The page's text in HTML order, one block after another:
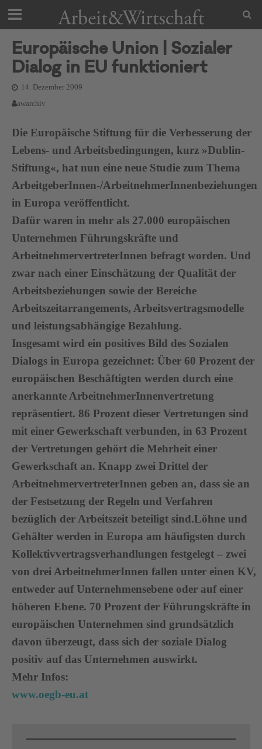
Europäische Union | Sozialer
Dialog in EU funktioniert
14. Dezember 2009
awarchiv
Die Europäische Stiftung für die Verbesserung der
Lebens- und Arbeitsbedingungen, kurz »Dublin-
Stiftung«, hat nun eine neue Studie zum Thema
ArbeitgeberInnen-/ArbeitnehmerInnenbeziehungen
in Europa veröffentlicht.
Dafür waren in mehr als 27.000 europäischen
Unternehmen Führungskräfte und
ArbeitnehmervertreterInnen befragt worden. Und
zwar nach einer Einschätzung der Qualität der
Arbeitsbeziehungen sowie der Bereiche
Arbeitszeitarrangements, Arbeitsvertragsmodelle
und leistungsabhängige Bezahlung.
Insgesamt wird ein positives Bild des Sozialen
Dialogs in Europa gezeichnet: Über 60 Prozent der
europäischen Beschäftigten werden durch eine
anerkannte ArbeitnehmerInnenvertretung
repräsentiert. 86 Prozent dieser Vertretungen sind
mit einer Gewerkschaft verbunden, in 63 Prozent
der Vertretungen gehört die Mehrheit einer
Gewerkschaft an. Knapp zwei Drittel der
ArbeitnehmervertreterInnen geben an, dass sie an
der Festsetzung der Regeln und Verfahren
bezüglich der Arbeitszeit beteiligt sind.Löhne und
Gehälter werden in Europa am häufigsten durch
Kollektivvertragsverhandlungen festgelegt – zwei
von drei ArbeitnehmerInnen fallen unter einen KV,
entweder auf Unternehmensebene oder auf einer
höheren Ebene. 70 Prozent der Führungskräfte in
europäischen Unternehmen sind grundsätzlich
davon überzeugt, dass sich der soziale Dialog
positiv auf das Unternehmen auswirkt.
Mehr Infos:
www.oegb-eu.at